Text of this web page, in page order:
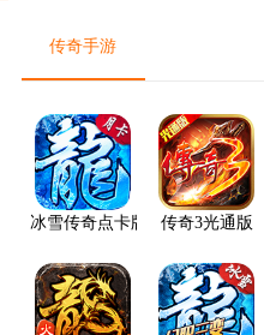
传奇手游
冰雪传奇点卡版 传奇3光通版